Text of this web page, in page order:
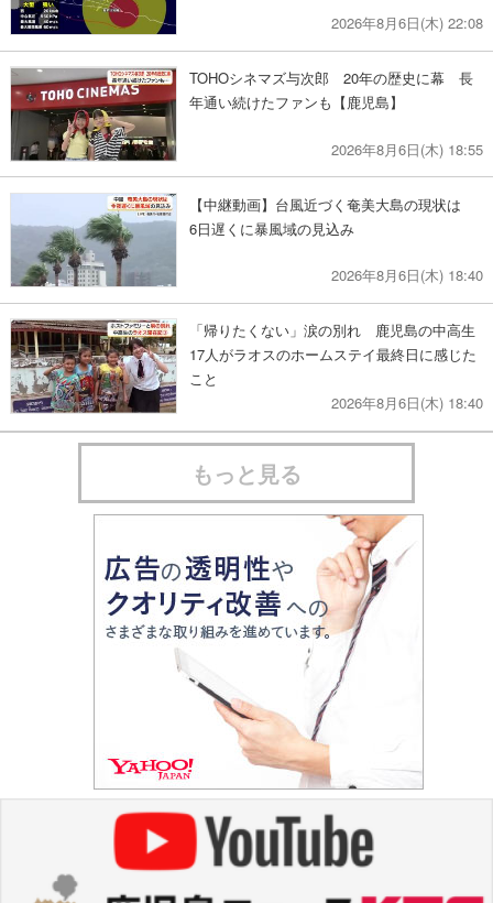
2026年8月6日(木) 22:08
TOHOシネマズ与次郎 20年の歴史に幕 長
年通い続けたファンも【鹿児島】
2026年8月6日(木) 18:55
【中継動画】台風近づく奄美大島の現状は
6日遅くに暴風域の見込み
2026年8月6日(木) 18:40
「帰りたくない」涙の別れ 鹿児島の中高生
17人がラオスのホームステイ最終日に感じた
こと
2026年8月6日(木) 18:40
もっと見る